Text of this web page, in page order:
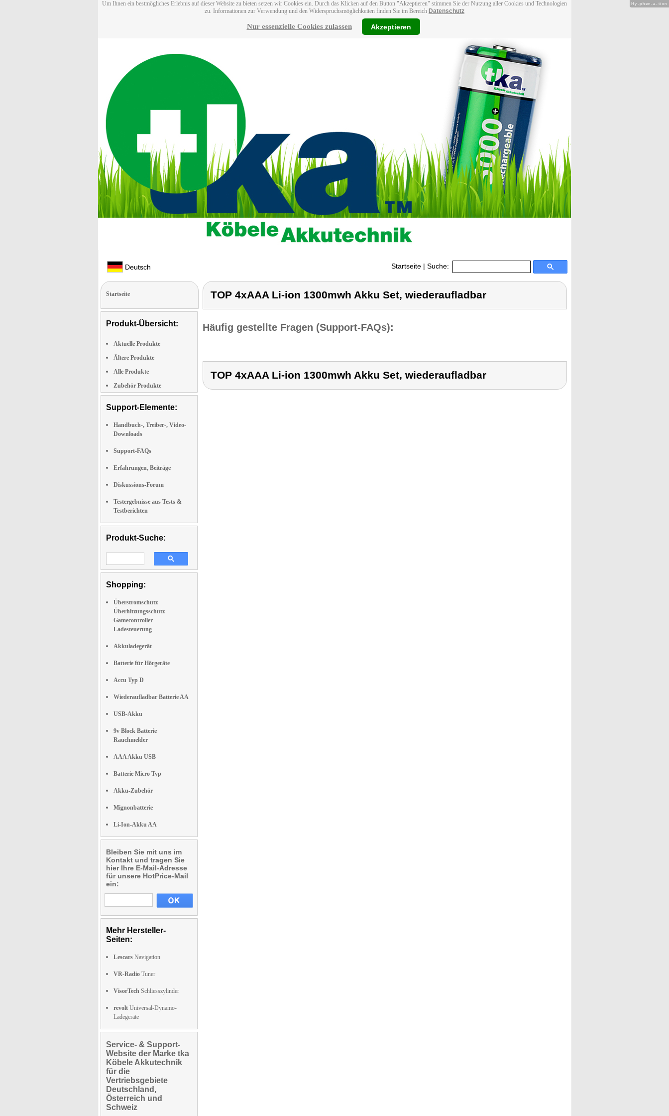
Um Ihnen ein bestmögliches Erlebnis auf dieser Website zu bieten setzen wir Cookies ein. Durch das Klicken auf den Button "Akzeptieren" stimmen Sie der Nutzung aller Cookies und Technologien
zu. Informationen zur Verwendung und den Widerspruchsmöglichkeiten finden Sie im Bereich Datenschutz
Nur essenzielle Cookies zulassen Akzeptieren
Deutsch Startseite | Suche:
Startseite
Produkt-Übersicht:
Aktuelle Produkte
Ältere Produkte
Alle Produkte
Zubehör Produkte
Support-Elemente:
Handbuch-, Treiber-, Video-
Downloads
Support-FAQs
Erfahrungen, Beiträge
Diskussions-Forum
Testergebnisse aus Tests &
Testberichten
Produkt-Suche:
Shopping:
Überstromschutz
Überhitzungsschutz
Gamecontroller
Ladesteuerung
Akkuladegerät
Batterie für Hörgeräte
Accu Typ D
Wiederaufladbar Batterie AA
USB-Akku
9v Block Batterie
Rauchmelder
AAA Akku USB
Batterie Micro Typ
Akku-Zubehör
Mignonbatterie
Li-Ion-Akku AA
Bleiben Sie mit uns im
Kontakt und tragen Sie
hier Ihre E-Mail-Adresse
für unsere HotPrice-Mail
ein:
Mehr Hersteller-
Seiten:
Lescars Navigation
VR-Radio Tuner
VisorTech Schliesszylinder
revolt Universal-Dynamo-
Ladegeräte
Service- & Support-
Website der Marke tka
Köbele Akkutechnik
für die
Vertriebsgebiete
Deutschland,
Österreich und
Schweiz
TOP 4xAAA Li-ion 1300mwh Akku Set, wiederaufladbar
Häufig gestellte Fragen (Support-FAQs):
TOP 4xAAA Li-ion 1300mwh Akku Set, wiederaufladbar
Hy-phen-a-tion